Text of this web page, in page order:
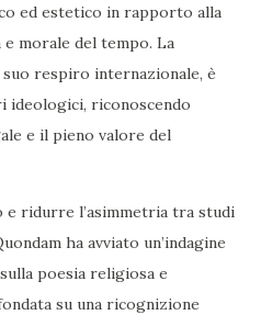
ed estetico in rapporto alla
morale del tempo. La
respiro internazionale, è
ideologici, riconoscendo
e il pieno valore del
ridurre l’asimmetria tra studi
ha avviato un’indagine
poesia religiosa e
su una ricognizione